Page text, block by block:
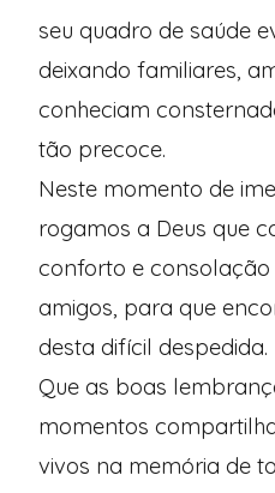
seu quadro de saúde
deixando familiares,
conheciam
tão precoce.
Neste momento de
rogamos a Deus que
conforto e
amigos, para que
desta difícil despedida.
Que as boas
momentos
vivos na memória de